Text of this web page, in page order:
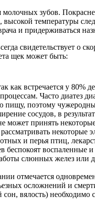
зубов.
температуры
и придерживаться
свидетельствует о
щек может быть:
как встречается у
Часто диатез
поэтому
сосудов, в
может принять
и перья птиц,
воспаленные
слюнных желез или
отмечается
осложнений и
сон, вялость)